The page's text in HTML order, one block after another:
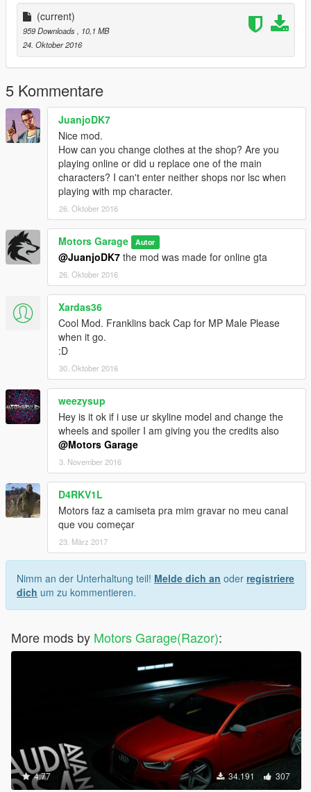
Mantenha sempre os créditos e respeite o trabalho dos outros!
Edição liberada apenas para uso pessoal!
Boné pode ser encontrado em qualquer loja
na parte de chapéus especiais
Assim como nas Screenshots
-----------------------------------------------
Quer me falar alguma coisa? Mande mensagem na página,
respondo quando possível:
https://www.facebook.com/nfsw.lucas
caso queira mais mods como esse, mantenha os créditos, e o
link original de download!
Peço com muita educação que respeite o trabalho dos outros.
********************BRAZIL********************
(current)
959 Downloads
, 10,1 MB
24. Oktober 2016
5 Kommentare
JuanjoDK7
Nice mod.
How can you change clothes at the shop? Are you
playing online or did u replace one of the main
characters? I can't enter neither shops nor lsc when
playing with mp character.
26. Oktober 2016
Motors Garage Autor
@JuanjoDK7 the mod was made for online gta
26. Oktober 2016
Xardas36
Cool Mod. Franklins back Cap for MP Male Please
when it go.
:D
30. Oktober 2016
weezysup
Hey is it ok if i use ur skyline model and change the
wheels and spoiler I am giving you the credits also
@Motors Garage
3. November 2016
D4RKV1L
Motors faz a camiseta pra mim gravar no meu canal
que vou começar
23. März 2017
Nimm an der Unterhaltung teil! Melde dich an oder registriere
dich um zu kommentieren.
More mods by Motors Garage(Razor):
4.77 34.191 307